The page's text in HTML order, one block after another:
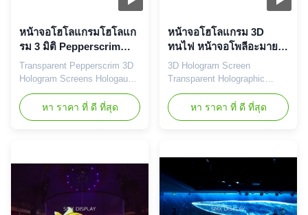
หน้าจอโฮโลแกรมโฮโลแก
รม 3 มิติ Pepperscrim
โปร่งใสสำหรับฉากดูผ่าน
Transparent Pepperscrim 3D
Hologram Screens Hologauze
For Stage See Through
Deatils: Product Name
Hologram Projector Screen
Transmittance 78%
Advantage See through, big
size, seamless,light-weight,
easy to install Fabric Color ...
หา ราคา ที่ ดี ที่สุด
หน้าจอโฮโลแกรม 3D
ทนไฟ หน้าจอโพลีอะมายด์
โปร่งใสสำหรับการแสดงสด
3D Hologram Screen
Transparent Holographic
Projection for Live Show
Deatils: Product Name
Hologram Projection Screen
Projection Transmittance 78%
Advantage See through, big
size, seamless,light-weight,
easy to install Fabric Color
White, Grey and ...
หา ราคา ที่ ดี ที่สุด